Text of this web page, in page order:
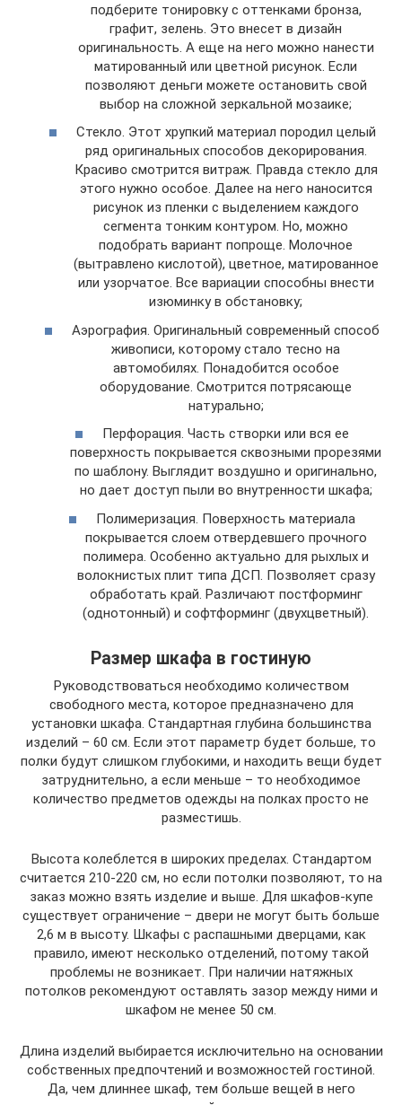
подберите тонировку с оттенками бронза,
графит, зелень. Это внесет в дизайн
оригинальность. А еще на него можно нанести
матированный или цветной рисунок. Если
позволяют деньги можете остановить свой
выбор на сложной зеркальной мозаике;
Стекло. Этот хрупкий материал породил целый
ряд оригинальных способов декорирования.
Красиво смотрится витраж. Правда стекло для
этого нужно особое. Далее на него наносится
рисунок из пленки с выделением каждого
сегмента тонким контуром. Но, можно
подобрать вариант попроще. Молочное
(вытравлено кислотой), цветное, матированное
или узорчатое. Все вариации способны внести
изюминку в обстановку;
Аэрография. Оригинальный современный способ
живописи, которому стало тесно на
автомобилях. Понадобится особое
оборудование. Смотрится потрясающе
натурально;
Перфорация. Часть створки или вся ее
поверхность покрывается сквозными прорезями
по шаблону. Выглядит воздушно и оригинально,
но дает доступ пыли во внутренности шкафа;
Полимеризация. Поверхность материала
покрывается слоем отвердевшего прочного
полимера. Особенно актуально для рыхлых и
волокнистых плит типа ДСП. Позволяет сразу
обработать край. Различают постформинг
(однотонный) и софтформинг (двухцветный).
Размер шкафа в гостиную
Руководствоваться необходимо количеством
свободного места, которое предназначено для
установки шкафа. Стандартная глубина большинства
изделий – 60 см. Если этот параметр будет больше, то
полки будут слишком глубокими, и находить вещи будет
затруднительно, а если меньше – то необходимое
количество предметов одежды на полках просто не
разместишь.
Высота колеблется в широких пределах. Стандартом
считается 210-220 см, но если потолки позволяют, то на
заказ можно взять изделие и выше. Для шкафов-купе
существует ограничение – двери не могут быть больше
2,6 м в высоту. Шкафы с распашными дверцами, как
правило, имеют несколько отделений, потому такой
проблемы не возникает. При наличии натяжных
потолков рекомендуют оставлять зазор между ними и
шкафом не менее 50 см.
Длина изделий выбирается исключительно на основании
собственных предпочтений и возможностей гостиной.
Да, чем длиннее шкаф, тем больше вещей в него